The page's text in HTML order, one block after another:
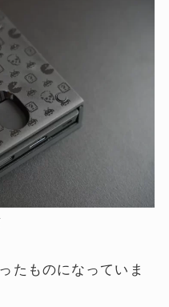
たものになっていま